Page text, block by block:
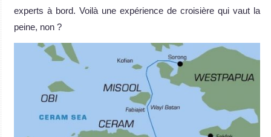
experts à bord. Voilà une expérience de croisière qui vaut la
peine, non ?